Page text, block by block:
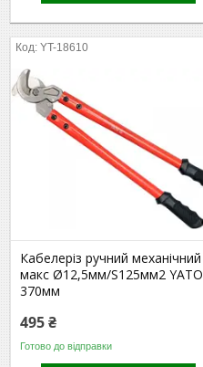
YT-18610
Кабелеріз ручний механічний
макс Ø12,5мм/S125мм2 YATO
370мм
495 ₴
Готово до відправки